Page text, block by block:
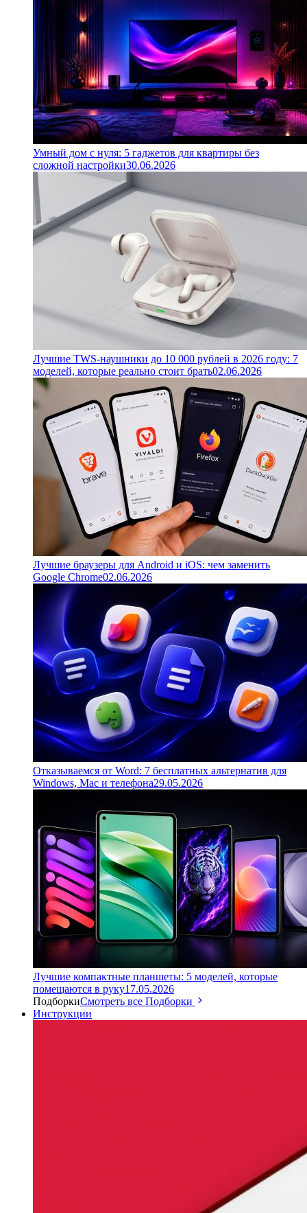
Умный дом с нуля: 5 гаджетов для квартиры без
сложной настройки30.06.2026
Лучшие TWS-наушники до 10 000 рублей в 2026 году: 7
моделей, которые реально стоит брать02.06.2026
Лучшие браузеры для Android и iOS: чем заменить
Google Chrome02.06.2026
Отказываемся от Word: 7 бесплатных альтернатив для
Windows, Mac и телефона29.05.2026
Лучшие компактные планшеты: 5 моделей, которые
помещаются в руку17.05.2026
ПодборкиСмотреть все Подборки
Инструкции